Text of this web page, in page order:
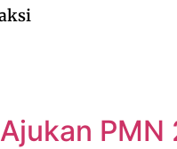
PMN